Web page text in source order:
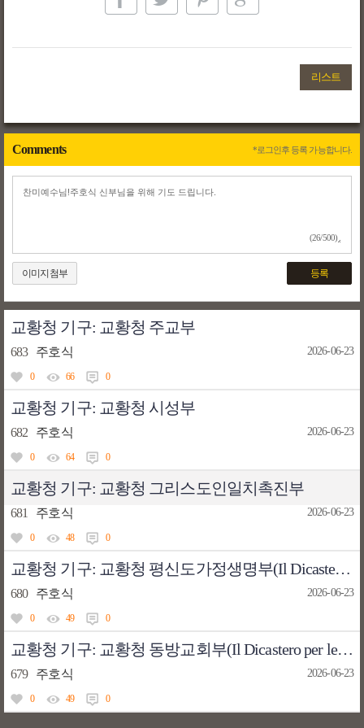
리스트
Comments *로그인후 등록 가능합니다.
(26/500)
이미지첨부 등록
교황청 기구: 교황청 주교부
683 주호식 2026-06-23
0 66 0
교황청 기구: 교황청 시성부
682 주호식 2026-06-23
0 64 0
교황청 기구: 교황청 그리스도인일치촉진부
681 주호식 2026-06-23
0 48 0
교황청 기구: 교황청 평신도가정생명부(Il Dicastero per i Laici, la Famiglia e vita)
680 주호식 2026-06-23
0 49 0
교황청 기구: 교황청 동방교회부(Il Dicastero per le Chiese Orientali)
679 주호식 2026-06-23
0 49 0